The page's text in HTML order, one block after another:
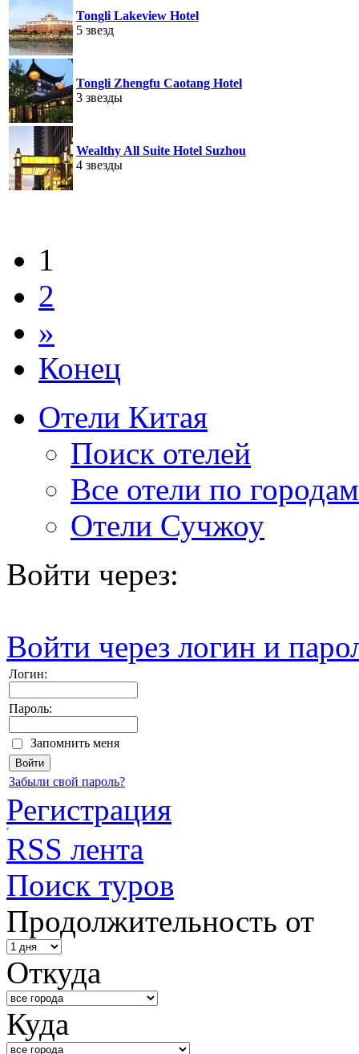
Tongli Lakeview Hotel
5 звезд
Tongli Zhengfu Caotang Hotel
3 звезды
Wealthy All Suite Hotel Suzhou
4 звезды
1
2
»
Конец
Отели Китая
Поиск отелей
Все отели по городам
Отели Сучжоу
Войти через:
Войти через логин и
Логин:
Пароль:
Запомнить меня
Забыли свой пароль?
Регистрация
RSS лента
Поиск туров
Продолжительность от
Откуда
Куда